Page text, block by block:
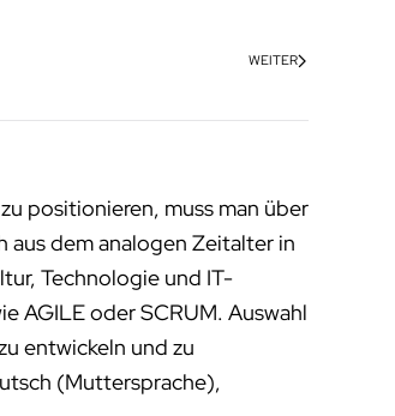
WEITER
positionieren, muss man über
aus dem analogen Zeitalter in
Technologie und IT-
AGILE oder SCRUM. Auswahl
entwickeln und zu
(Muttersprache),